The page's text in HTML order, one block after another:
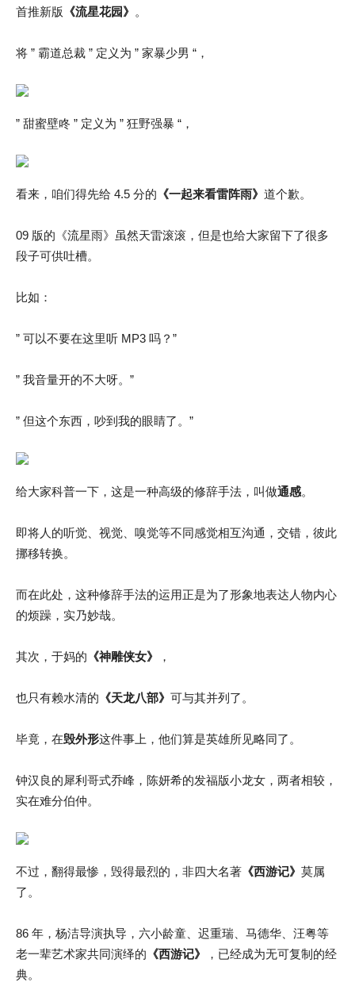
首推新版 《流星花园》 。
将 ” 霸道总裁 ” 定义为 ” 家暴少男 “，
” 甜蜜壁咚 ” 定义为 ” 狂野强暴 “，
看来，咱们得先给 4.5 分的 《一起来看雷阵雨》 道个歉。
09 版的《流星雨》虽然天雷滚滚，但是也给大家留下了很多
段子可供吐槽。
比如：
” 可以不要在这里听 MP3 吗？”
” 我音量开的不大呀。”
” 但这个东西，吵到我的眼睛了。”
给大家科普一下，这是一种高级的修辞手法，叫做通感。
即将人的听觉、视觉、嗅觉等不同感觉相互沟通，交错，彼此
挪移转换。
而在此处，这种修辞手法的运用正是为了形象地表达人物内心
的烦躁，实乃妙哉。
其次，于妈的 《神雕侠女》 ，
也只有赖水清的 《天龙八部》 可与其并列了。
毕竟，在毁外形这件事上，他们算是英雄所见略同了。
钟汉良的犀利哥式乔峰，陈妍希的发福版小龙女，两者相较，
实在难分伯仲。
不过，翻得最惨，毁得最烈的，非四大名著 《西游记》 莫属
了。
86 年，杨洁导演执导，六小龄童、迟重瑞、马德华、汪粤等
老一辈艺术家共同演绎的 《西游记》
，已经成为无可复制的经
典。